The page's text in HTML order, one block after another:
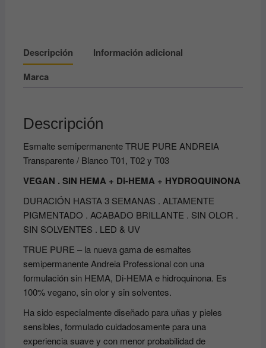
Descripción
Información adicional
Marca
Descripción
Esmalte semipermanente TRUE PURE ANDREIA
Transparente / Blanco T01, T02 y T03
VEGAN . SIN HEMA + Di-HEMA + HYDROQUINONA
DURACIÓN HASTA 3 SEMANAS . ALTAMENTE
PIGMENTADO . ACABADO BRILLANTE . SIN OLOR .
SIN SOLVENTES . LED & UV
TRUE PURE – la nueva gama de esmaltes
semipermanente Andreia Professional con una
formulación sin HEMA, Di-HEMA e hidroquinona. Es
100% vegano, sin olor y sin solventes.
Ha sido especialmente diseñado para uñas y pieles
sensibles, formulado cuidadosamente para una
experiencia suave y con menor probabilidad de